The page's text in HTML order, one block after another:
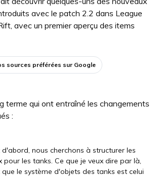
avec le patch 2.2 dans League
avec un premier aperçu des items
sources préférées sur Google
terme qui ont entraîné les changements
:
d'abord, nous cherchons à structurer les
pour les tanks. Ce que je veux dire par là,
que le système d'objets des tanks est celui